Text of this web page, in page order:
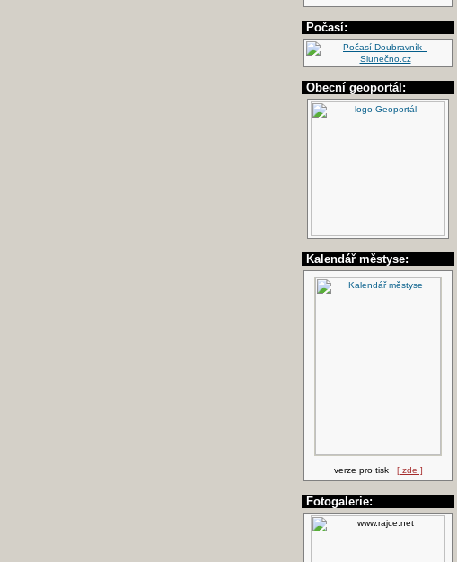
Počasí:
Obecní geoportál:
Kalendář městyse:
verze pro tisk [ zde ]
Fotogalerie: